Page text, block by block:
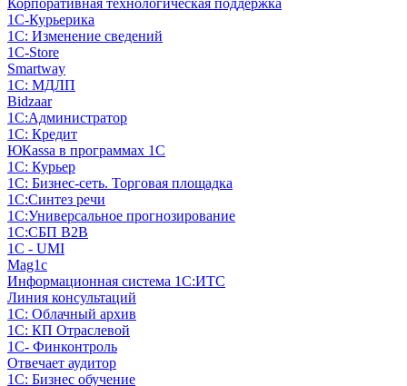
Корпоративная технологическая поддержка
1С-Курьерика
1С: Изменение сведений
1C-Store
Smartway
1С: МДЛП
Bidzaar
1С:Администратор
1С: Кредит
ЮКаssа в программах 1С
1С: Курьер
1С: Бизнес-сеть. Торговая площадка
1С:Синтез речи
1С:Универсальное прогнозирование
1С:СБП B2B
1C - UMI
Mag1c
Информационная система 1С:ИТС
Линия консультаций
1С: Облачный архив
1С: КП Отраслевой
1С- Финконтроль
Отвечает аудитор
1С: Бизнес обучение